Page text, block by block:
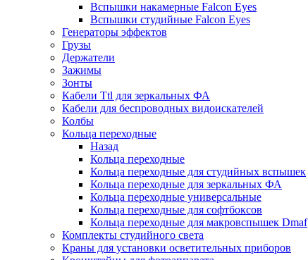
Вспышки накамерные Falcon Eyes
Вспышки студийные Falcon Eyes
Генераторы эффектов
Грузы
Держатели
Зажимы
Зонты
Кабели Ttl для зеркальных ФА
Кабели для беспроводных видоискателей
Колбы
Кольца переходные
Назад
Кольца переходные
Кольца переходные для студийных вспышек
Кольца переходные для зеркальных ФА
Кольца переходные универсальные
Кольца переходные для софтбоксов
Кольца переходные для макровспышек Dmaf
Комплекты студийного света
Краны для установки осветительных приборов